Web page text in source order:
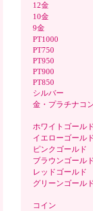
12金
10金
9金
PT1000
PT750
PT950
PT900
PT850
シルバー
金・プラチナコ
ホワイトゴール
イエローゴール
ピンクゴールド
ブラウンゴール
レッドゴールド
グリーンゴール
コイン